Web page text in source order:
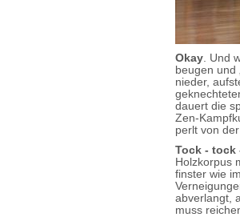
Okay . Und
beugen und
nieder,
dauert die
Zen-
perlt von
Tock - tock
Holzkorpus
finster wie
abverlangt,
muss